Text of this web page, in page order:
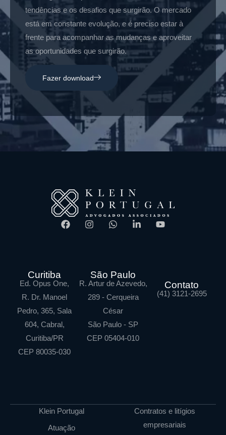
tendências e os desafios que surgirão. O mercado
está em constante evolução, e é preciso estar à
frente para acompanhar as mudanças e aproveitar
as oportunidades que surgirão.
Fazer download
Curitiba
Ed. Opus One,
R. Dr. Manoel
Pedro, 365, Sala
604, Cabral,
Curitiba/PR
CEP 80035-030
São Paulo
R. Artur de Azevedo,
289 - Cerqueira
César
São Paulo - SP
CEP 05404-010
Contato
(41) 3121-2695
Klein Portugal
Atuação
Contratos e litígios
empresariais